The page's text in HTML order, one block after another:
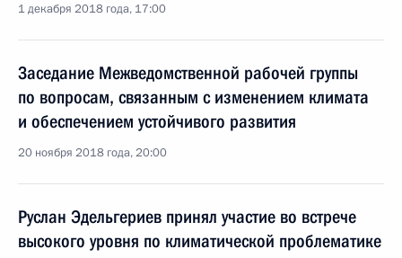
1 декабря 2018 года, 17:00
Заседание Межведомственной рабочей группы
по вопросам, связанным с изменением климата
и обеспечением устойчивого развития
20 ноября 2018 года, 20:00
Руслан Эдельгериев принял участие во встрече
высокого уровня по климатической проблематике